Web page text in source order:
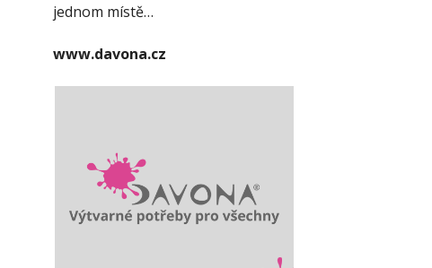
jednom místě…
www.davona.cz